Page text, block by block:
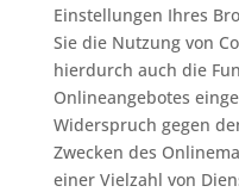
Einstellungen Ihres
Sie die Nutzung von
hierdurch auch die
Onlineangebotes
Widerspruch gegen
Zwecken des
einer Vielzahl von